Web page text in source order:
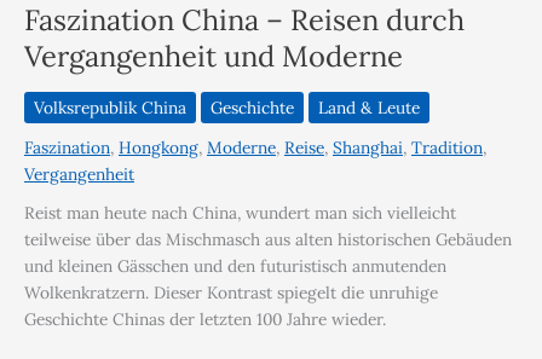
Faszination China – Reisen durch
Vergangenheit und Moderne
Volksrepublik China Geschichte
Land & Leute
Faszination, Hongkong, Moderne, Reise, Shanghai, Tradition,
Vergangenheit
Reist man heute nach China, wundert man sich vielleicht
teilweise über das Mischmasch aus alten historischen Gebäuden
und kleinen Gässchen und den futuristisch anmutenden
Wolkenkratzern. Dieser Kontrast spiegelt die unruhige
Geschichte Chinas der letzten 100 Jahre wieder.